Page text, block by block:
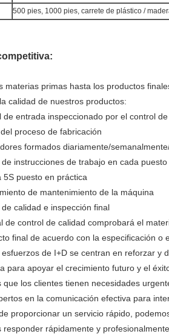
500 pies, 1000 pies, carrete de plástico /
materias primas hasta los productos
calidad de nuestros productos:
de entrada inspeccionado por el control de
proceso de fabricación
formados diariamente/
de instrucciones de trabajo en cada
5S puesto en práctica
de mantenimiento de la máquina
calidad e inspección final
de control de calidad comprobará el
final de acuerdo con la especificación o
esfuerzos de I+D se centran en reforzar y
para apoyar el crecimiento futuro y el
que los clientes tienen necesidades
en la comunicación efectiva para
proporcionar un servicio rápido,
responder rápidamente y